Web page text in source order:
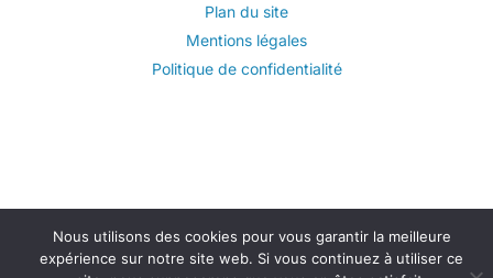
Plan du site
Mentions légales
Politique de confidentialité
Nous utilisons des cookies pour vous garantir la meilleure
expérience sur notre site web. Si vous continuez à utiliser ce